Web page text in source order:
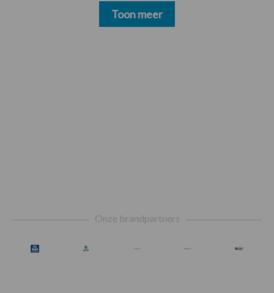
Toon meer
Onze brandpartners